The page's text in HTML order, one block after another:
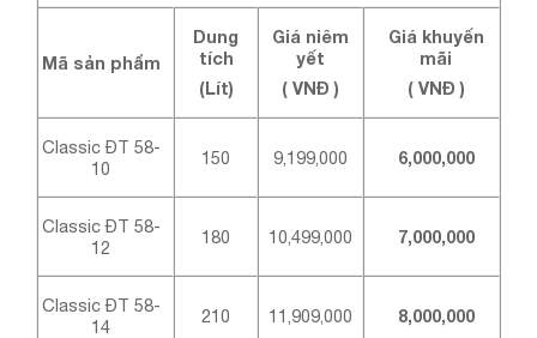
Mã sản phẩm
Dung
tích
(Lít)
Giá niêm
yết
( VNĐ )
Giá khuyến
mãi
( VNĐ )
Classic ĐT 58-
10
150 9,199,000 6,000,000
Classic ĐT 58-
12
180 10,499,000 7,000,000
Classic ĐT 58-
14
210 11,909,000 8,000,000